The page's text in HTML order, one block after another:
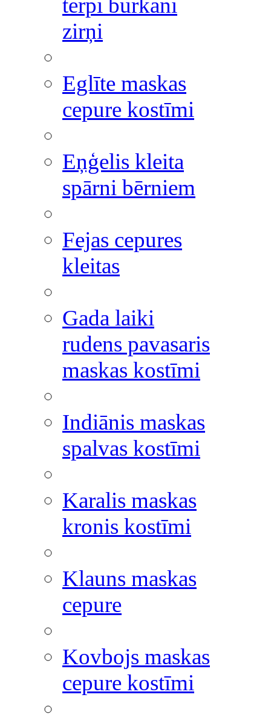
tērpi burkāni
zirņi
Eglīte maskas
cepure kostīmi
Eņģelis kleita
spārni bērniem
Fejas cepures
kleitas
Gada laiki
rudens pavasaris
maskas kostīmi
Indiānis maskas
spalvas kostīmi
Karalis maskas
kronis kostīmi
Klauns maskas
cepure
Kovbojs maskas
cepure kostīmi